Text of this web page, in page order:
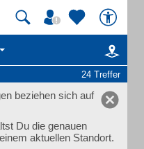
24 Treffer
beziehen sich auf
Du die genauen
aktuellen Standort.